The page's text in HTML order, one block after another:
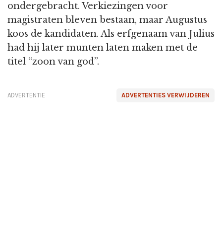
ondergebracht. Verkiezingen voor
magistraten bleven bestaan, maar Augustus
koos de kandidaten. Als erfgenaam van Julius
had hij later munten laten maken met de
titel “zoon van god”.
ADVERTENTIES VERWIJDEREN
ADVERTENTIE